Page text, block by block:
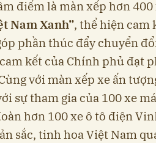
điểm là màn xếp hơn
Nam Xanh”, thể hiện cam
phần thúc đẩy chuyển
kết của Chính phủ đạt
với màn xếp xe ấn
sự tham gia của 100 xe
hơn 100 xe ô tô điện
sắc, tinh hoa Việt Nam